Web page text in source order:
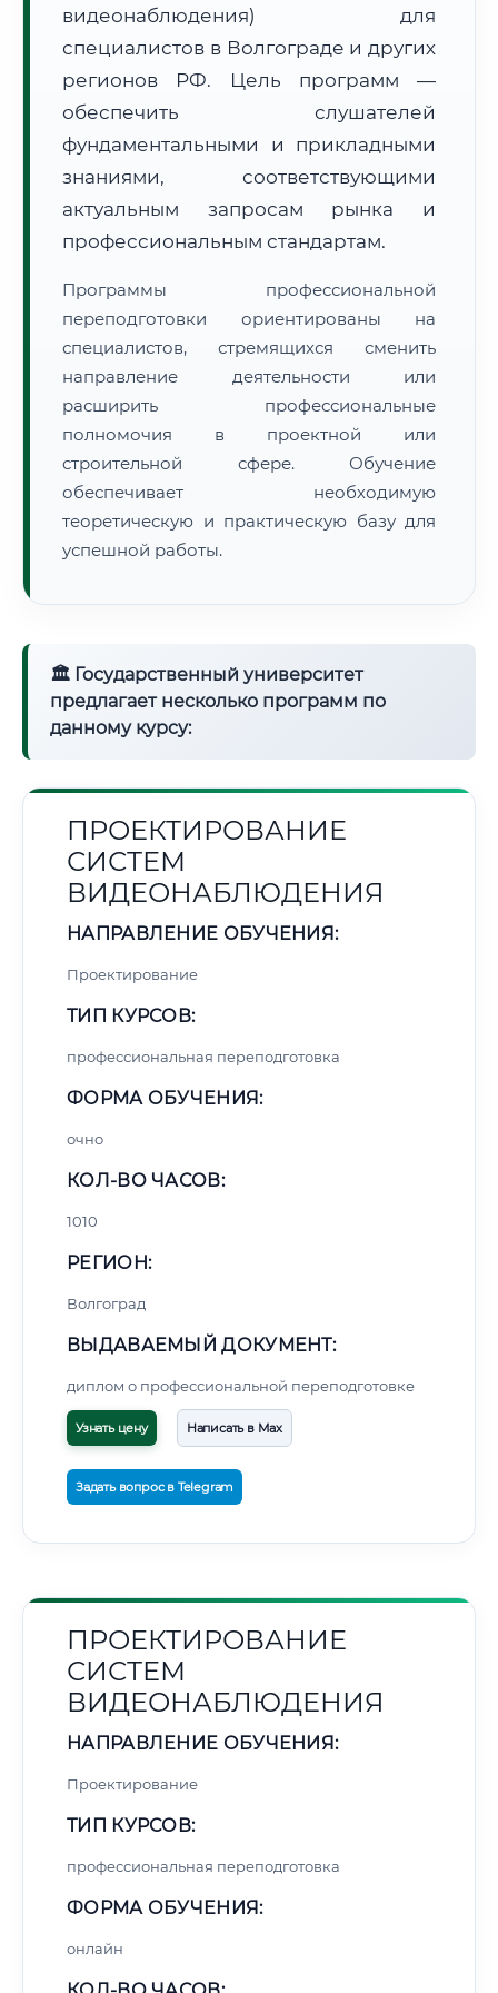
Расчет логистики оригиналов:
• Маршрут транзита:~2 693 км
• Экспресс-доставка СДЭК / Почтой:4–6 рабочих дней
📜 Документы и аккредитация
🔍Нажмите на документ для увеличения и просмотра
видеонаблюдения) для
специалистов в Волгограде и других
регионов РФ. Цель программ —
обеспечить слушателей
фундаментальными и прикладными
знаниями, соответствующими
актуальным запросам рынка и
профессиональным стандартам.
Программы профессиональной
переподготовки ориентированы на
специалистов, стремящихся сменить
направление деятельности или
расширить профессиональные
полномочия в проектной или
строительной сфере. Обучение
обеспечивает необходимую
теоретическую и практическую базу для
успешной работы.
🏛 Государственный университет
предлагает несколько программ по
данному курсу:
ПРОЕКТИРОВАНИЕ
СИСТЕМ
ВИДЕОНАБЛЮДЕНИЯ
НАПРАВЛЕНИЕ ОБУЧЕНИЯ:
Проектирование
ТИП КУРСОВ:
профессиональная переподготовка
ФОРМА ОБУЧЕНИЯ:
очно
КОЛ-ВО ЧАСОВ:
1010
РЕГИОН:
Волгоград
ВЫДАВАЕМЫЙ ДОКУМЕНТ:
диплом о профессиональной переподготовке
Узнать цену Написать в Max
Задать вопрос в Telegram
ПРОЕКТИРОВАНИЕ
СИСТЕМ
ВИДЕОНАБЛЮДЕНИЯ
НАПРАВЛЕНИЕ ОБУЧЕНИЯ:
Проектирование
ТИП КУРСОВ:
профессиональная переподготовка
ФОРМА ОБУЧЕНИЯ:
онлайн